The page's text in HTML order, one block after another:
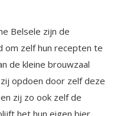
Belsele zijn de
om zelf hun recepten te
de kleine brouwzaal
opdoen door zelf deze
zij zo ook zelf de
het hun eigen bier.